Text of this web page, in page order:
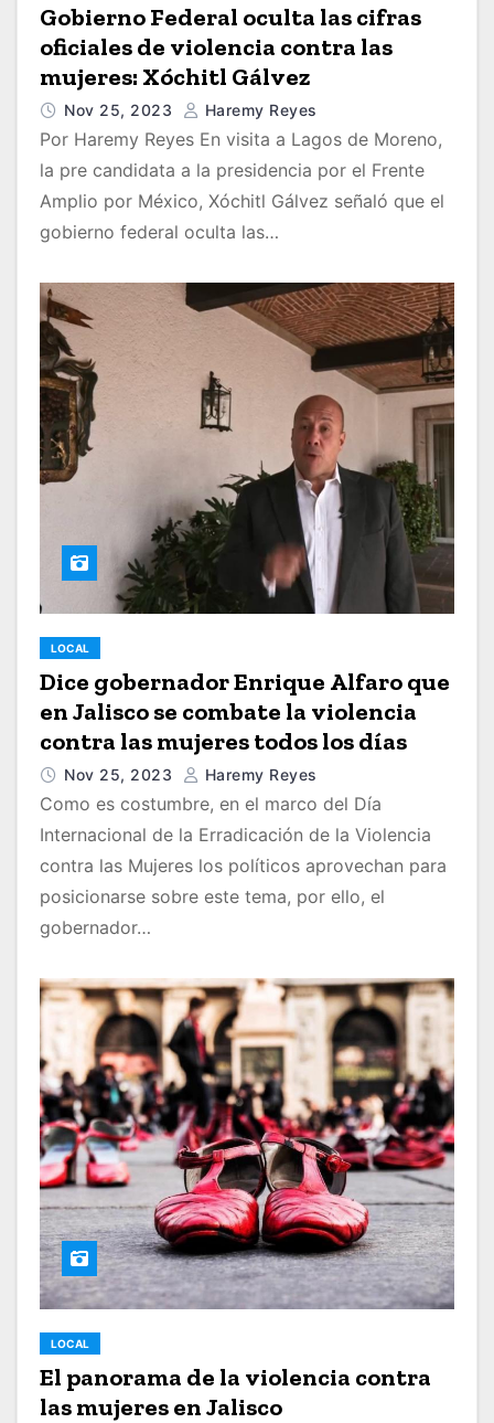
Gobierno Federal oculta las cifras
oficiales de violencia contra las
mujeres: Xóchitl Gálvez
Nov 25, 2023 Haremy Reyes
Por Haremy Reyes En visita a Lagos de Moreno,
la pre candidata a la presidencia por el Frente
Amplio por México, Xóchitl Gálvez señaló que el
gobierno federal oculta las…
LOCAL
Dice gobernador Enrique Alfaro que
en Jalisco se combate la violencia
contra las mujeres todos los días
Nov 25, 2023 Haremy Reyes
Como es costumbre, en el marco del Día
Internacional de la Erradicación de la Violencia
contra las Mujeres los políticos aprovechan para
posicionarse sobre este tema, por ello, el
gobernador…
LOCAL
El panorama de la violencia contra
las mujeres en Jalisco